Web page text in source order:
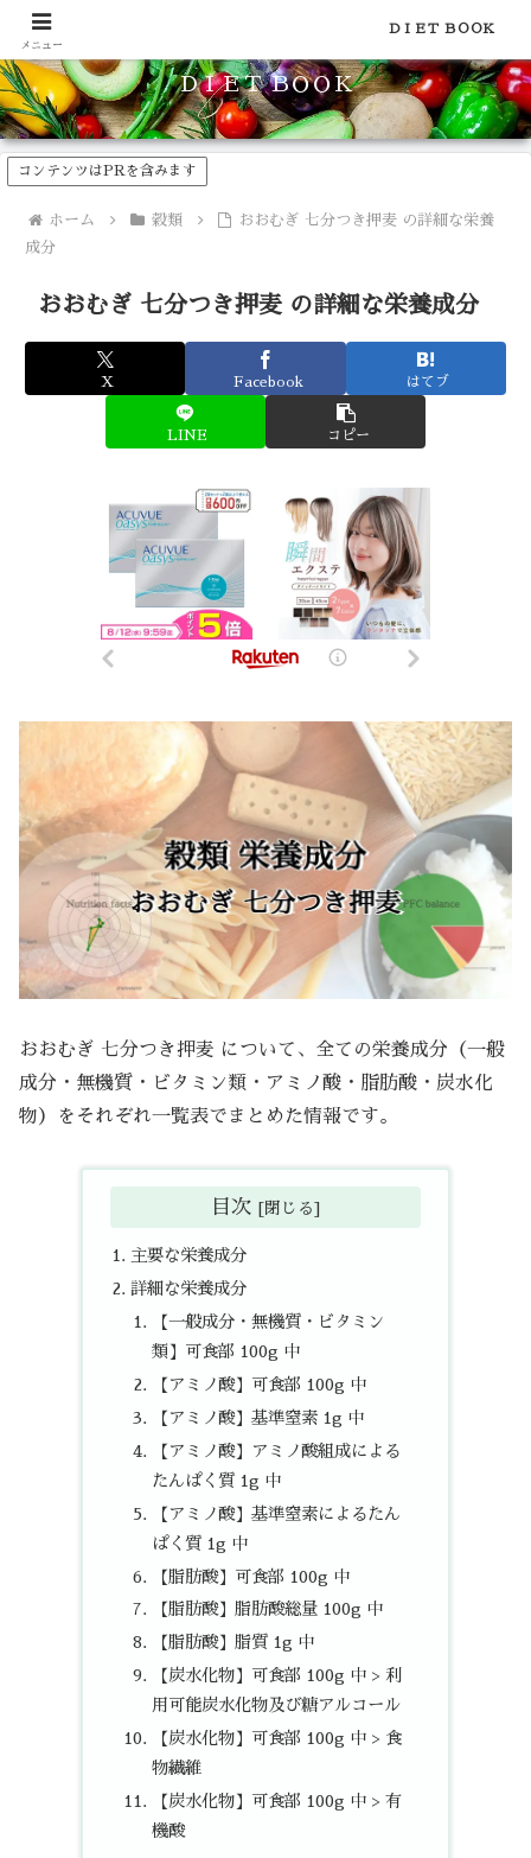
食品のカロリーや糖質などの栄養素がわかる！健康やダイエットに
ＤＩＥＴ ＢＯＯＫ
コンテンツはPRを含みます
ホーム 穀類
おおむぎ 七分つき押麦 の詳細な栄養
成分
おおむぎ 七分つき押麦 の詳細な栄養成分
X Facebook はてブ
LINE コピー
おおむぎ 七分つき押麦 について、全ての栄養成分（一般
成分・無機質・ビタミン類・アミノ酸・脂肪酸・炭水化
物）をそれぞれ一覧表でまとめた情報です。
目次
主要な栄養成分
詳細な栄養成分
【一般成分・無機質・ビタミン
類】可食部 100g 中
【アミノ酸】可食部 100g 中
【アミノ酸】基準窒素 1g 中
【アミノ酸】アミノ酸組成による
たんぱく質 1g 中
【アミノ酸】基準窒素によるたん
ぱく質 1g 中
【脂肪酸】可食部 100g 中
【脂肪酸】脂肪酸総量 100g 中
【脂肪酸】脂質 1g 中
【炭水化物】可食部 100g 中 > 利
用可能炭水化物及び糖アルコール
【炭水化物】可食部 100g 中 > 食
物繊維
【炭水化物】可食部 100g 中 > 有
機酸
メニュー
ＤＩＥＴ ＢＯＯＫ